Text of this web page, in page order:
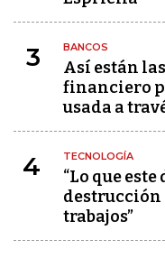
3 BANCOS
Así están
financiero
usada a
4 TECNOLOGÍA
“Lo que
destrucción
trabajos”